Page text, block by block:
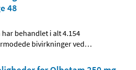
48
behandlet i alt 4.154
bivirkninger ved…